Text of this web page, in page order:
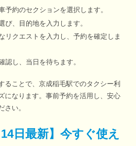
予約のセクションを選択します。
び、目的地を入力します。
リクエストを入力し、予約を確定しま
認し、当日を待ちます。
ることで、京成稲毛駅でのタクシー利
になります。事前予約を活用し、安心
さい。
日最新】 今すぐ使え